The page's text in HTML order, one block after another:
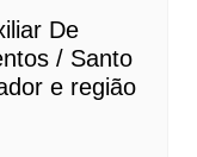
De
/ Santo
e região